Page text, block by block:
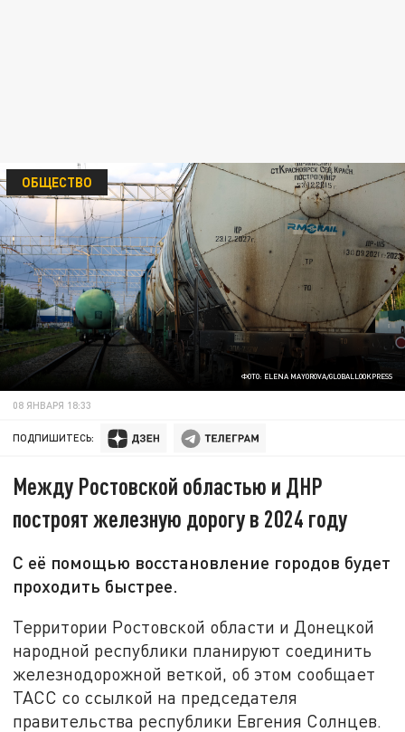
ФОТО: ELENA MAYOROVA/GLOBALLOOKPRESS
ОБЩЕСТВО
08 ЯНВАРЯ 18:33
ПОДПИШИТЕСЬ:
Между Ростовской областью и ДНР
построят железную дорогу в 2024 году
С её помощью восстановление городов будет
проходить быстрее.
Территории Ростовской области и Донецкой
народной республики планируют соединить
железнодорожной веткой, об этом сообщает
ТАСС со ссылкой на председателя
правительства республики Евгения Солнцев.